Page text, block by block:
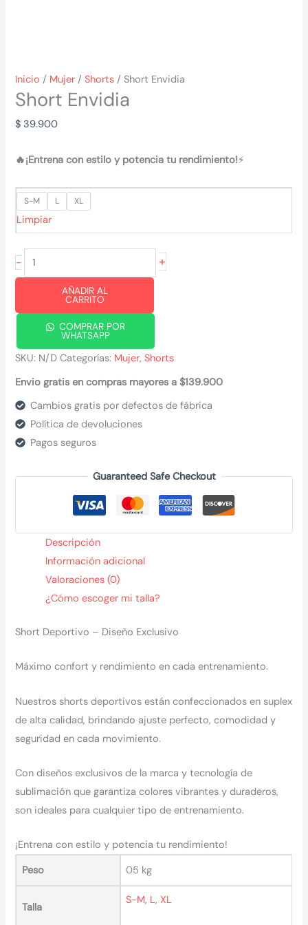
Inicio / Mujer /Shorts / Short Envidia
Short Envidia
$ 39.900
🔥¡Entrena con estilo y potencia tu rendimiento!⚡
S-M L XL
Limpiar
-
Short
Envidia
cantidad
+
AÑADIR AL
CARRITO
COMPRAR POR
WHATSAPP
SKU: N/D Categorías: Mujer,Shorts
Envio gratis en compras mayores a $139.900
Cambios gratis por defectos de fábrica
Política de devoluciones
Pagos seguros
Guaranteed Safe Checkout
Descripción
Información adicional
Valoraciones (0)
¿Cómo escoger mi talla?
Short Deportivo – Diseño Exclusivo
Máximo confort y rendimiento en cada entrenamiento.
Nuestros shorts deportivos están confeccionados en suplex
de alta calidad, brindando ajuste perfecto, comodidad y
seguridad en cada movimiento.
Con diseños exclusivos de la marca y tecnología de
sublimación que garantiza colores vibrantes y duraderos,
son ideales para cualquier tipo de entrenamiento.
¡Entrena con estilo y potencia tu rendimiento!
Peso
05 kg
Talla
S-M, L, XL